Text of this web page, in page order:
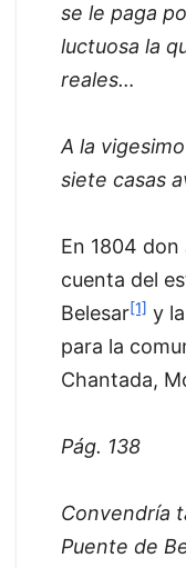
se le paga
luctuosa la
reales…
A la
siete casas
En 1804 don
cuenta del
Belesar[1] y
para la
Chantada,
Pág. 138
Convendría
Puente de